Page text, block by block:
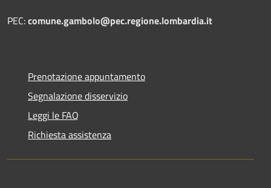
PEC:comune.gambolo@pec.regione.lombardia.it
Prenotazione appuntamento
Segnalazione disservizio
Leggi le FAQ
Richiesta assistenza